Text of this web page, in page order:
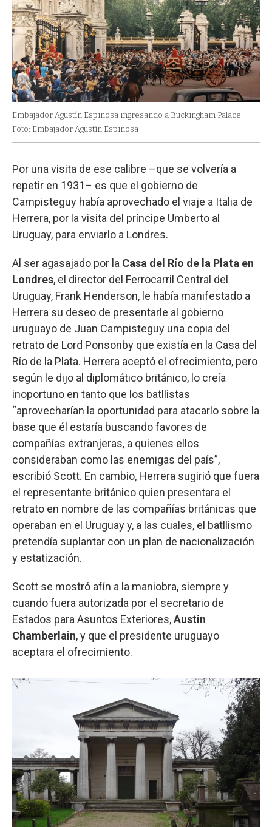
Embajador Agustín Espinosa ingresando a Buckingham Palace.
Foto: Embajador Agustín Espinosa
Por una visita de ese calibre –que se volvería a
repetir en 1931– es que el gobierno de
Campisteguy había aprovechado el viaje a Italia de
Herrera, por la visita del príncipe Umberto al
Uruguay, para enviarlo a Londres.
Al ser agasajado por la Casa del Río de la Plata en
Londres, el director del Ferrocarril Central del
Uruguay, Frank Henderson, le había manifestado a
Herrera su deseo de presentarle al gobierno
uruguayo de Juan Campisteguy una copia del
retrato de Lord Ponsonby que existía en la Casa del
Río de la Plata. Herrera aceptó el ofrecimiento, pero
según le dijo al diplomático británico, lo creía
inoportuno en tanto que los batllistas
“aprovecharían la oportunidad para atacarlo sobre la
base que él estaría buscando favores de
compañías extranjeras, a quienes ellos
consideraban como las enemigas del país”,
escribió Scott. En cambio, Herrera sugirió que fuera
el representante británico quien presentara el
retrato en nombre de las compañías británicas que
operaban en el Uruguay y, a las cuales, el batllismo
pretendía suplantar con un plan de nacionalización
y estatización.
Scott se mostró afín a la maniobra, siempre y
cuando fuera autorizada por el secretario de
Estados para Asuntos Exteriores,Austin
Chamberlain, y que el presidente uruguayo
aceptara el ofrecimiento.